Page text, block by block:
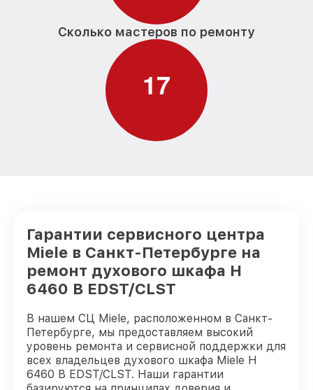
Сколько мастеров по ремонту
17
Гарантии сервисного центра
Miele в Санкт-Петербурге на
ремонт духового шкафа H
6460 B EDST/CLST
В нашем СЦ Miele, расположенном в Санкт-
Петербурге, мы предоставляем высокий
уровень ремонта и сервисной поддержки для
всех владельцев духового шкафа Miele H
6460 B EDST/CLST. Наши гарантии